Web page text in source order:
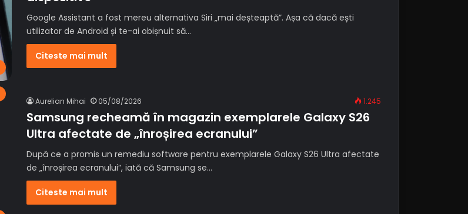
Google Assistant a fost mereu alternativa Siri „mai deșteaptă”. Așa că dacă ești
utilizator de Android și te-ai obișnuit să…
Citeste mai mult
Aurelian Mihai 05/08/2026 1.245
Samsung recheamă în magazin exemplarele Galaxy S26
Ultra afectate de „înroșirea ecranului”
După ce a promis un remediu software pentru exemplarele Galaxy S26 Ultra afectate
de „înroșirea ecranului”, iată că Samsung se…
Citeste mai mult